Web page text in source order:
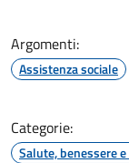
Argomenti:
Assistenza sociale
Categorie:
Salute, benessere